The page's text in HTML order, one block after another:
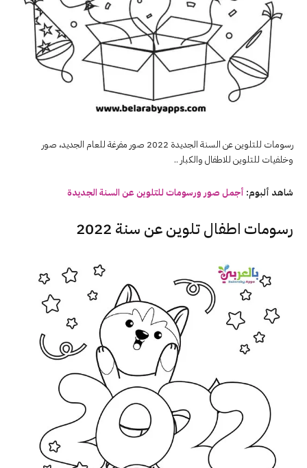
رسومات للتلوين عن السنة الجديدة 2022 صور مفرغة للعام الجديد، صور
وخلفيات للتلوين للاطفال والكبار ..
شاهد ألبوم: أجمل صور ورسومات للتلوين عن السنة الجديدة
رسومات اطفال تلوين عن سنة 2022